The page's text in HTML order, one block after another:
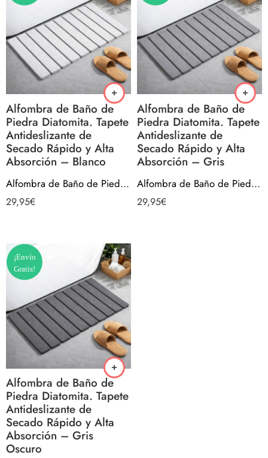
Alfombra de Baño de
Piedra Diatomita. Tapete
Antideslizante de
Secado Rápido y Alta
Absorción – Blanco
Alfombra de Baño de Piedra Diatomita. Tapete Antideslizante de Secado Rápido y Alta Absorción – Blanco
29,95€
Alfombra de Baño de
Piedra Diatomita. Tapete
Antideslizante de
Secado Rápido y Alta
Absorción – Gris
Alfombra de Baño de Piedra Diatomita. Tapete Antideslizante de Secado Rápido y Alta Absorción – Gris
29,95€
¡Envío
Gratis!
Alfombra de Baño de
Piedra Diatomita. Tapete
Antideslizante de
Secado Rápido y Alta
Absorción – Gris
Oscuro